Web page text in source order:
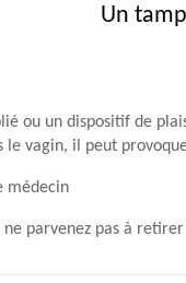
Un
ou un dispositif de
le vagin, il peut
médecin
ne parvenez pas à